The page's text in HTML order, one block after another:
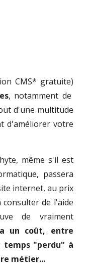
CMS* gratuite)
, notamment de
d'une multitude
d'améliorer votre
yte, même s'il est
, passera
internet, au prix
consulter de l'aide
de vraiment
a un coût, entre
temps "perdu" à
métier...